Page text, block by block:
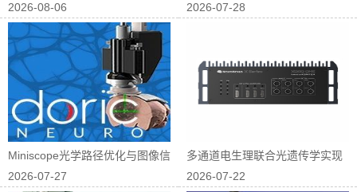
中的应用
2026-08-06
物屈光研究中...
2026-07-28
Miniscope光学路径优化与图像信
噪...
2026-07-27
多通道电生理联合光遗传学实现
神经回路因果...
2026-07-22